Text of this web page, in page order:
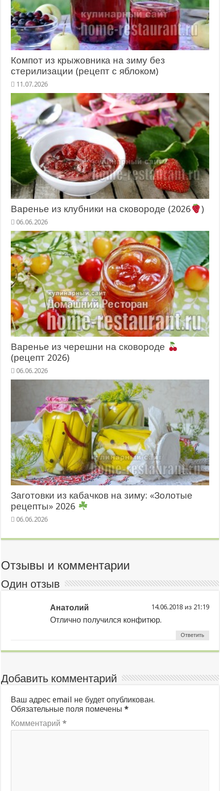
Компот из крыжовника на зиму без
стерилизации (рецепт с яблоком)
11.07.2026
Варенье из клубники на сковороде (2026 )
06.06.2026
Варенье из черешни на сковороде
(рецепт 2026)
06.06.2026
Заготовки из кабачков на зиму: «Золотые
рецепты» 2026
06.06.2026
Отзывы и комментарии
Один отзыв
Анатолий из
Отлично получился конфитюр.
Ответить
Добавить комментарий
Ваш адрес email не будет опубликован.
Обязательные поля помечены*
Комментарий*